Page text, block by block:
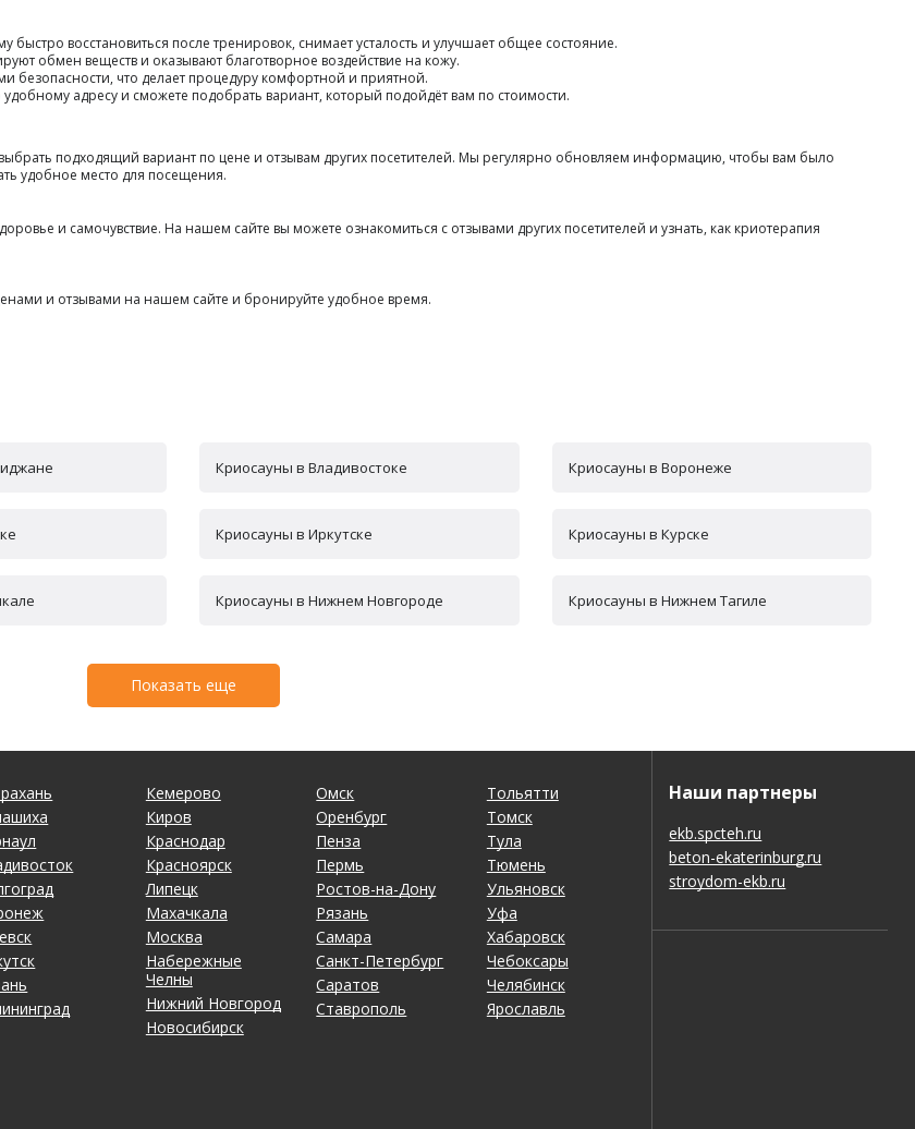
быстро восстановиться после тренировок, снимает усталость и улучшает общее состояние.
обмен веществ и оказывают благотворное воздействие на кожу.
что делает процедуру комфортной и приятной.
адресу и сможете подобрать вариант, который подойдёт вам по стоимости.
подходящий вариант по цене и отзывам других посетителей. Мы регулярно обновляем информацию, чтобы вам было
удобное место для посещения.
и самочувствие. На нашем сайте вы можете ознакомиться с отзывами других посетителей и узнать, как криотерапия
и отзывами на нашем сайте и бронируйте удобное время.
Криосауны в Владивостоке Криосауны в Воронеже
Криосауны в Иркутске Криосауны в Курске
Криосауны в Нижнем Новгороде Криосауны в Нижнем Тагиле
Показать еще
Кемерово
Киров
Краснодар
Красноярск
Липецк
Махачкала
Москва
Набережные
Челны
Нижний Новгород
Новосибирск
Омск
Оренбург
Пенза
Пермь
Ростов-на-Дону
Рязань
Самара
Санкт-Петербург
Саратов
Ставрополь
Тольятти
Томск
Тула
Тюмень
Ульяновск
Уфа
Хабаровск
Чебоксары
Челябинск
Ярославль
Наши партнеры
ekb.spcteh.ru
beton-ekaterinburg.ru
stroydom-ekb.ru